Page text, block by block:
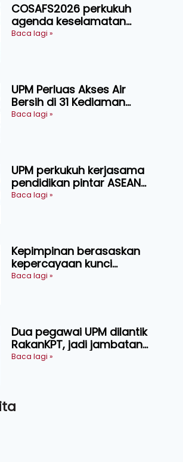
COSAFS2026 perkukuh
agenda keselamatan
makanan, AgriHub pacu
Baca lagi »
UPM Perluas Akses Air
Bersih di 31 Kediaman
Orang Asli Tasik Chini
Baca lagi »
UPM perkukuh kerjasama
pendidikan pintar ASEAN
menerusi lawatan rasmi ke
Baca lagi »
Kepimpinan berasaskan
kepercayaan kunci
kecemerlangan institusi -
Baca lagi »
Dua pegawai UPM dilantik
RakanKPT, jadi jambatan
maklumat ke akar umbi
Baca lagi »